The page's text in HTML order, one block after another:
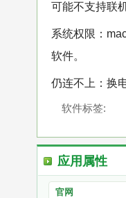
可能不支持联机
系统权限：
软件。
仍连不上：换
软件标签:
应用属性
官网